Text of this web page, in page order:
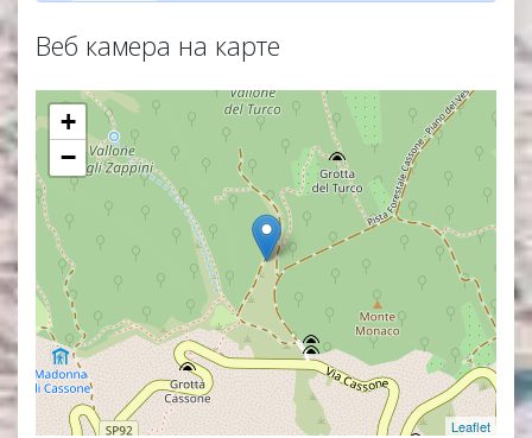
Веб камера на карте
+
−
Leaflet